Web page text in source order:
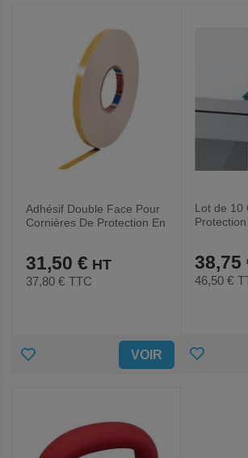
Adhésif Double Face Pour
Cornières De Protection En
31,50 €
37,80 € TTC
AJOUTER VOIR
Lot de 10
38,75
46,50 €